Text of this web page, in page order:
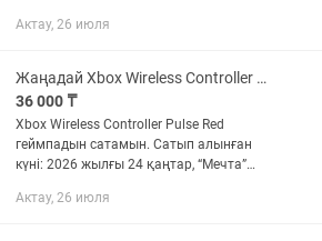
игра детей и подростков. ✅ Все
Актау, 26 июля
Жаңадай Xbox Wireless Controller Pulse Red геймпады
36 000 ₸
Xbox Wireless Controller Pulse Red
геймпадын сатамын. Сатып алынған
күні: 2026 жылғы 24 қаңтар, “Мечта”
Сатып алған себебім: Қызға It Takes
Актау, 26 июля